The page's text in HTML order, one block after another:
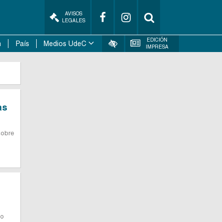
AVISOS
LEGALES
País Medios UdeC
EDICIÓN
IMPRESA